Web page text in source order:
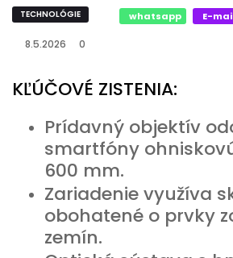
TECHNOLÓGIE whatsapp E-
8.5.2026 0
KĽÚČOVÉ ZISTENIA:
Prídavný objektív
smartfóny
600 mm.
Zariadenie využíva
obohatené o prvky
zemín.